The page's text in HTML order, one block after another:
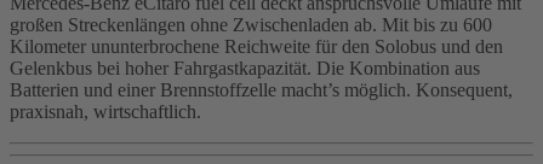
großen Streckenlängen ohne Zwischenladen ab. Mit bis zu 600
Kilometer ununterbrochene Reichweite für den Solobus und den
Gelenkbus bei hoher Fahrgastkapazität. Die Kombination aus
Batterien und einer Brennstoffzelle macht’s möglich. Konsequent,
praxisnah, wirtschaftlich.